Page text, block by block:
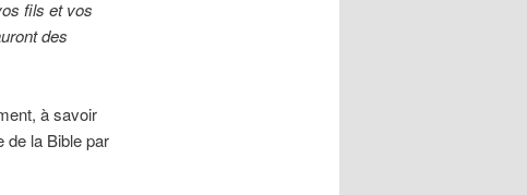
fils et vos
des
à savoir
de la Bible par